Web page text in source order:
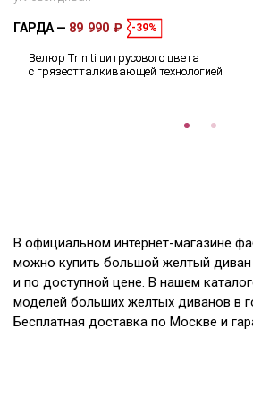
ГАРДА 89 990 ₽ -39%
Велюр Triniti цитрусового цвета
с грязеотталкивающей технологией
В официальном интернет-магазине
можно купить большой желтый
и по доступной цене. В нашем
моделей больших желтых диванов в
Бесплатная доставка по Москве и